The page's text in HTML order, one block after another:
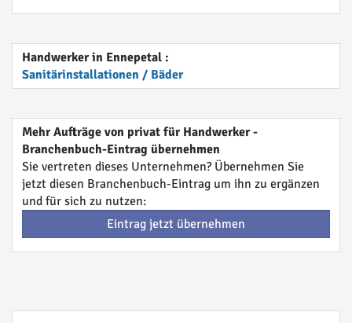
Handwerker in Ennepetal :
Sanitärinstallationen / Bäder
Mehr Aufträge von privat für Handwerker -
Branchenbuch-Eintrag übernehmen
Sie vertreten dieses Unternehmen? Übernehmen Sie
jetzt diesen Branchenbuch-Eintrag um ihn zu ergänzen
und für sich zu nutzen:
Eintrag jetzt übernehmen